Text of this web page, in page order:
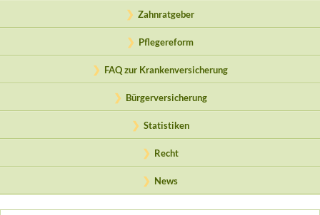
Zahnratgeber
Pflegereform
FAQ zur Krankenversicherung
Bürgerversicherung
Statistiken
Recht
News